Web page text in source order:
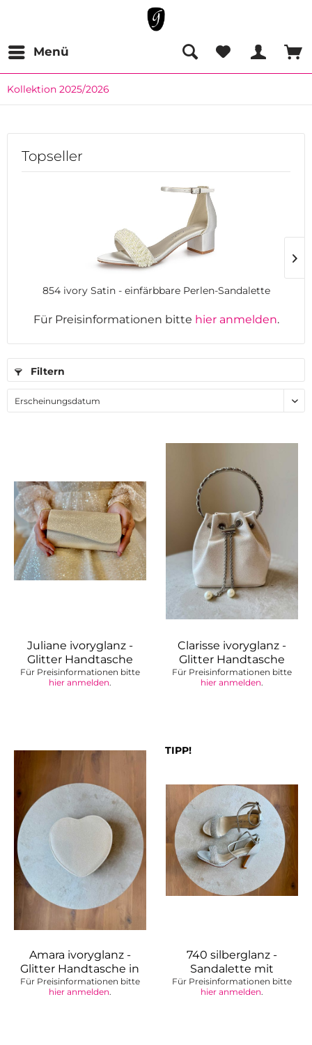
Menü
Kollektion 2025/2026
Topseller
854 ivory Satin - einfärbbare Perlen-Sandalette
Für Preisinformationen bitte hier anmelden.
Filtern
Juliane ivoryglanz -
Glitter Handtasche
Für Preisinformationen bitte
hier anmelden.
Clarisse ivoryglanz -
Glitter Handtasche
mit...
Für Preisinformationen bitte
hier anmelden.
Amara ivoryglanz -
Glitter Handtasche in
Herzform
Für Preisinformationen bitte
hier anmelden.
TIPP!
740 silberglanz -
Sandalette mit
Strasssteinen
Für Preisinformationen bitte
hier anmelden.